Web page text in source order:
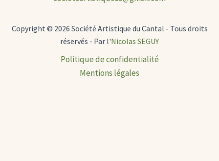
Copyright © 2026 Société Artistique du Cantal - Tous droits
réservés - Par l'Nicolas SEGUY
Politique de confidentialité
Mentions légales